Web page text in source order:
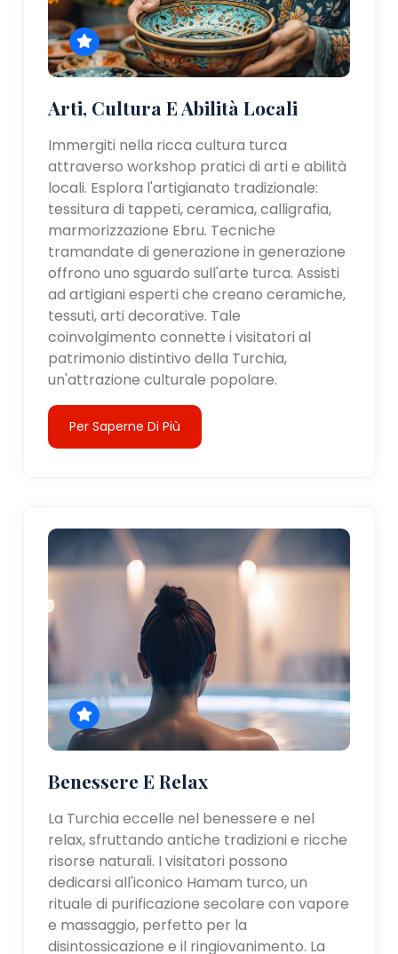
Arti, Cultura E Abilità Locali
Immergiti nella ricca cultura turca
attraverso workshop pratici di arti e abilità
locali. Esplora l'artigianato tradizionale:
tessitura di tappeti, ceramica, calligrafia,
marmorizzazione Ebru. Tecniche
tramandate di generazione in generazione
offrono uno sguardo sull'arte turca. Assisti
ad artigiani esperti che creano ceramiche,
tessuti, arti decorative. Tale
coinvolgimento connette i visitatori al
patrimonio distintivo della Turchia,
un'attrazione culturale popolare.
Per Saperne Di Più
Benessere E Relax
La Turchia eccelle nel benessere e nel
relax, sfruttando antiche tradizioni e ricche
risorse naturali. I visitatori possono
dedicarsi all'iconico Hamam turco, un
rituale di purificazione secolare con vapore
e massaggio, perfetto per la
disintossicazione e il ringiovanimento. La